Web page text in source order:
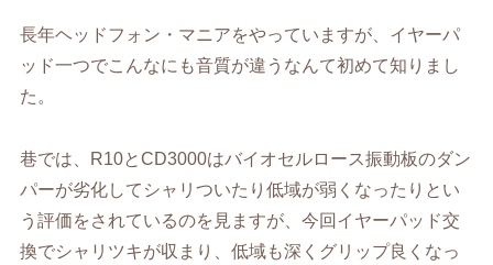
長年ヘッドフォン・マニアをやっていますが、イヤーパ
ッド一つでこんなにも音質が違うなんて初めて知りまし
た。
巷では、R10とCD3000はバイオセルロース振動板のダン
パーが劣化してシャリついたり低域が弱くなったりとい
う評価をされているのを見ますが、今回イヤーパッド交
換でシャリツキが収まり、低域も深くグリップ良くなっ